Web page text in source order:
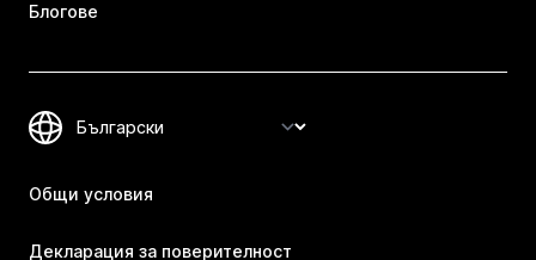
Блогове
Общи условия
Декларация за поверителност